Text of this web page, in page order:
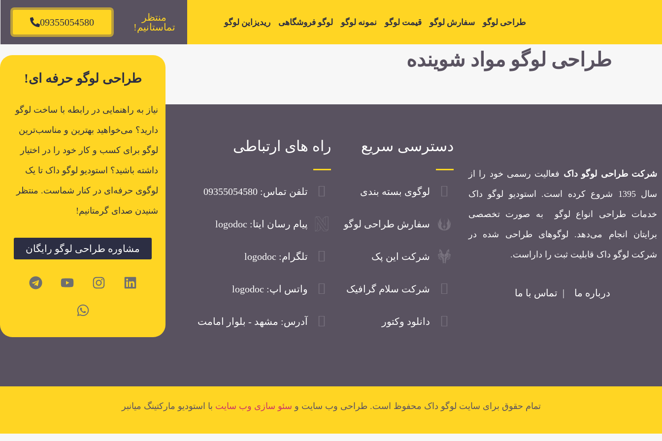
طراحی لوگو سفارش لوگو قیمت لوگو نمونه لوگو لوگو فروشگاهی ریدیزاین لوگو
منتظر
تماستانیم!
09355054580
طراحی لوگو مواد شوینده
شرکت طراحی لوگو داک فعالیت رسمی خود را از
سال 1395 شروع کرده است. استودیو لوگو داک
خدمات طراحی انواع لوگو به صورت تخصصی
برایتان انجام می‌دهد. لوگوهای طراحی شده در
شرکت لوگو داک قابلیت ثبت را داراست.
درباره ما | تماس با ما
دسترسی سریع
لوگوی بسته بندی
سفارش طراحی لوگو
شرکت این پک
شرکت سلام گرافیک
دانلود وکتور
راه های ارتباطی
تلفن تماس: 09355054580
پیام رسان ایتا: logodoc
تلگرام: logodoc
واتس اپ: logodoc
آدرس: مشهد - بلوار امامت
طراحی لوگو حرفه ای!
نیاز به راهنمایی در رابطه با ساخت لوگو
دارید؟ می‌خواهید بهترین و مناسب‌ترین
لوگو برای کسب و کار خود را در اختیار
داشته باشید؟ استودیو لوگو داک تا یک
لوگوی حرفه‌ای در کنار شماست. منتظر
شنیدن صدای گرمتانیم!
مشاوره طراحی لوگو رایگان
تمام حقوق برای سایت لوگو داک محفوظ است. طراحی وب سایت و سئو سازی وب سایت با استودیو مارکتینگ میانبر